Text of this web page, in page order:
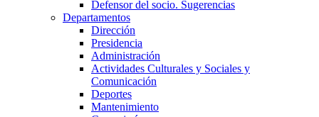
Defensor del socio. Sugerencias
Departamentos
Dirección
Presidencia
Administración
Actividades Culturales y Sociales y
Comunicación
Deportes
Mantenimiento